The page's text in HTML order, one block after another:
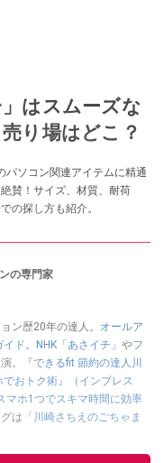
はスムーズな
り場はどこ？
パソコン関連アイテムに精通
賛！サイズ、材質、耐荷
の探し方も紹介。
の専門家
ン歴20年の達人。 オールア
ド。 NHK「あさイチ」 やフ
。
『できるfit 節約の達人川
おトク術』（インプレス
マホ1つでスキマ時間に効率
は 「川崎さちえのごちゃま
会社を辞める。翌月からの